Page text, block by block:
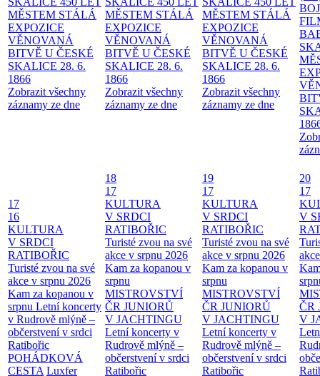
MĚSTEM STÁLÁ
EXPOZICE
VĚNOVANÁ
BITVĚ U ČESKÉ
SKALICE 28. 6.
1866
Zobrazit všechny
záznamy ze dne
MĚSTEM STÁLÁ
EXPOZICE
VĚNOVANÁ
BITVĚ U ČESKÉ
SKALICE 28. 6.
1866
Zobrazit všechny
záznamy ze dne
MĚSTEM STÁLÁ
EXPOZICE
VĚNOVANÁ
BITVĚ U ČESKÉ
SKALICE 28. 6.
1866
Zobrazit všechny
záznamy ze dne
17
16
KULTURA
V SRDCI
RATIBOŘIC
Turisté zvou na své
akce v srpnu 2026
Kam za kopanou v
srpnu Letní koncerty
v Rudrově mlýně –
občerstvení v srdci
Ratibořic
POHÁDKOVÁ
CESTA Luxfer
18
17
KULTURA
V SRDCI
RATIBOŘIC
Turisté zvou na své
akce v srpnu 2026
Kam za kopanou v
srpnu
MISTROVSTVÍ
ČR JUNIORŮ
V JACHTINGU
Letní koncerty v
Rudrově mlýně –
občerstvení v srdci
Ratibořic
19
17
KULTURA
V SRDCI
RATIBOŘIC
Turisté zvou na své
akce v srpnu 2026
Kam za kopanou v
srpnu
MISTROVSTVÍ
ČR JUNIORŮ
V JACHTINGU
Letní koncerty v
Rudrově mlýně –
občerstvení v srdci
Ratibořic
20
17
V
ČR
V